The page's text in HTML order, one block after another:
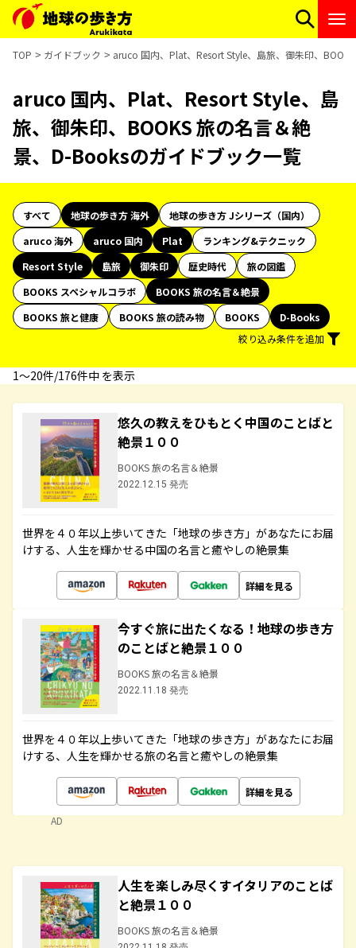
TOP ガイドブック aruco 国内、Plat、Resort Style、島旅、御朱印、
aruco 国内、Plat、Resort Style、島
旅、御朱印、BOOKS 旅の名言＆絶
景、D-Booksのガイドブック一覧
すべて 地球の歩き方 海外
地球の歩き方 Jシリーズ（国内）
aruco 海外
aruco 国内 Plat
ランキング&テクニック
Resort Style
島旅 御朱印 歴史時代
旅の図鑑
BOOKS スペシャルコラボ
BOOKS 旅の名言＆絶景
BOOKS 旅と健康
BOOKS 旅の読み物 BOOKS
D-Books
絞り込み条件を追加
1〜20件/176件中 を表示
悠久の教えをひもとく中国のことばと
絶景１００
BOOKS 旅の名言＆絶景
2022.12.15 発売
世界を４０年以上歩いてきた「地球の歩き方」があなたにお届
けする、人生を輝かせる中国の名言と癒やしの絶景集
詳細を見る
今すぐ旅に出たくなる！地球の歩き方
のことばと絶景１００
BOOKS 旅の名言＆絶景
2022.11.18 発売
世界を４０年以上歩いてきた「地球の歩き方」があなたにお届
けする、人生を輝かせる旅の名言と癒やしの絶景集
詳細を見る
AD
人生を楽しみ尽くすイタリアのことば
と絶景１００
BOOKS 旅の名言＆絶景